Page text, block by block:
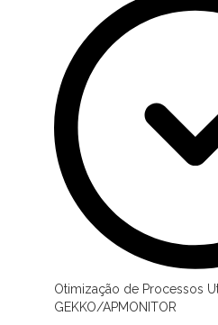
Otimização de Processos
GEKKO/APMONITOR